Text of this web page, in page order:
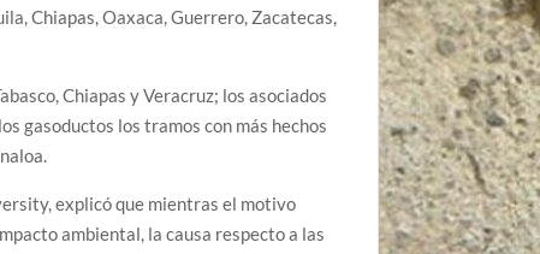
Chiapas, Oaxaca, Guerrero, Zacatecas,
Chiapas y Veracruz; los asociados
gasoductos los tramos con más hechos
explicó que mientras el motivo
ambiental, la causa respecto a las